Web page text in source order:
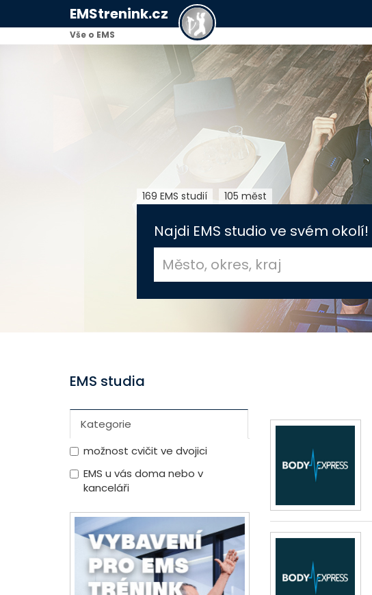
EMStrenink.cz
Vše o EMS
169 EMS studií 105 měst
Najdi EMS studio ve svém okolí!
EMS studia
Kategorie
možnost cvičit ve dvojici
EMS u vás doma nebo v
kanceláři